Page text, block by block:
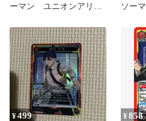
ーマン ユニオンアリー
ソー
¥499 ¥858